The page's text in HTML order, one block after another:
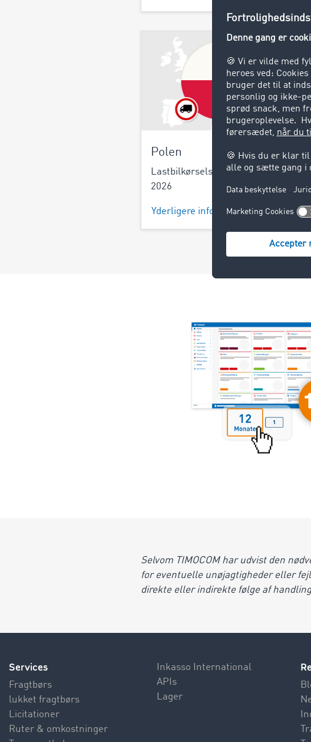
Polen
Lastbilkørselsforbud i Polen
2026
Yderligere informationer >
Selvom TIMOCOM har udvist den
for eventuelle unøjagtigheder eller
direkte eller indirekte følge af
Services
Fragtbørs
lukket fragtbørs
Licitationer
Ruter & omkostninger
Inkasso International
APIs
Lager